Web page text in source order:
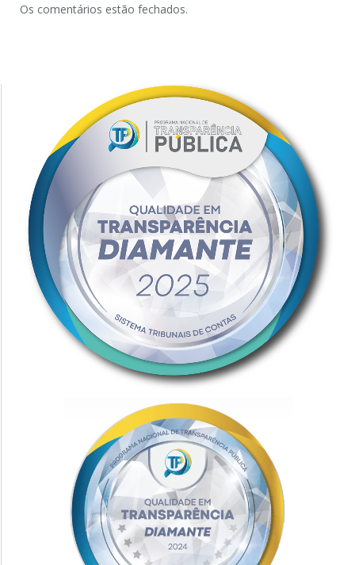
Os comentários estão fechados.